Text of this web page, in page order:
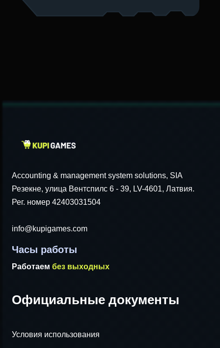
Accounting & management system solutions, SIA
Резекне, улица Вентспилс 6 - 39, LV-4601, Латвия.
Рег. номер 42403031504
info@kupigames.com
Часы работы
Работаем без выходных
Официальные документы
Условия использования